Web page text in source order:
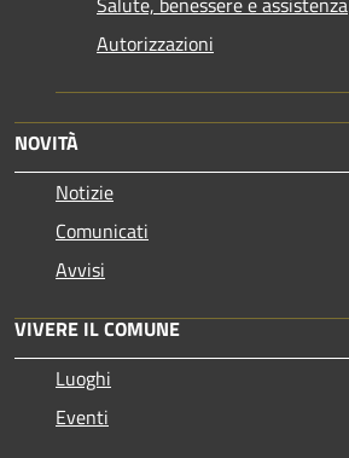
Autorizzazioni
NOVITÀ
Notizie
Comunicati
Avvisi
VIVERE IL COMUNE
Luoghi
Eventi